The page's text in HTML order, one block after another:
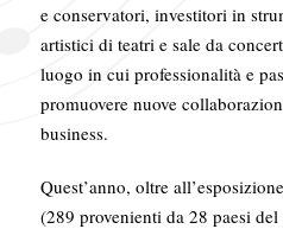
e conservatori, investitori in
artistici di teatri e sale da
luogo in cui professionalità e
promuovere nuove
business.
Quest’anno, oltre
(289 provenienti da 28 paesi